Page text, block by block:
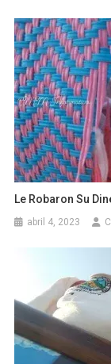
Le Robaron Su
abril 4, 2023